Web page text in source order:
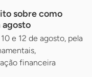
sobre como
agosto
e 12 de agosto, pela
financeira